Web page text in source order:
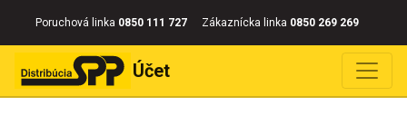
Poruchová linka 0850 111 727 Zákaznícka linka 0850 269 269
Účet